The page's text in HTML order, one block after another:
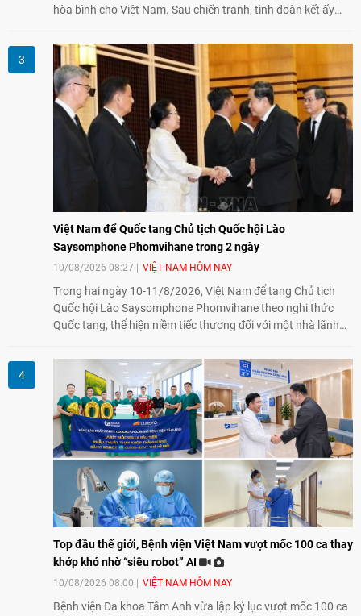
hòa bình cho Việt Nam. Sau chiến tranh, tình đoàn kết ấy
đồng hành với những người còn chịu hậu quả chiến tranh,
trong đó có các nạn nhân chất độc da cam/dioxin.
Việt Nam để Quốc tang Chủ tịch Quốc hội Lào
Saysomphone Phomvihane trong 2 ngày
10/08/2026 08:27 VIỆT NAM HÔM NAY
Trong hai ngày 10-11/8/2026, Việt Nam để tang Chủ tịch
Quốc hội Lào Saysomphone Phomvihane theo nghi thức
Quốc tang, thể hiện niềm tiếc thương đối với một nhà lãnh
nghị vĩ đại, đoàn kết đặc biệt Việt Nam - Lào.
Top đầu thế giới, Bệnh viện Việt Nam vượt mốc 100 ca thay
khớp khó nhờ “siêu robot” AI
10/08/2026 08:00 VIỆT NAM HÔM NAY
Bệnh viện Đa khoa Tâm Anh vừa lập kỷ lục vượt mốc 100 ca